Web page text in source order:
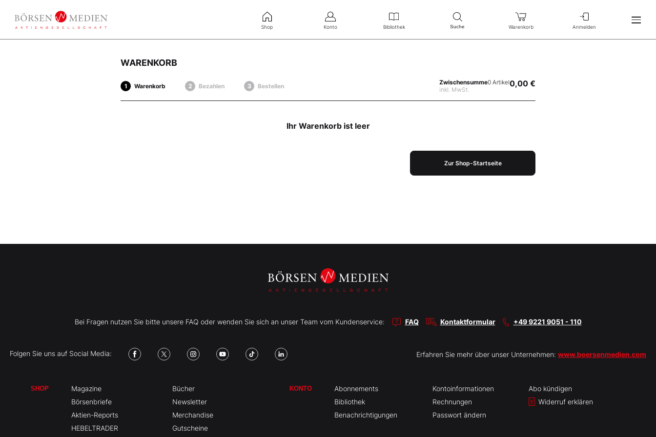
Shop Konto Bibliothek Suche Warenkorb Anmelden
WARENKORB
Warenkorb Bezahlen Bestellen
Zwischensumme
inkl. MwSt.
0 Artikel0,00 €
Ihr Warenkorb ist leer
Zur Shop-Startseite
Bei Fragen nutzen Sie bitte unsere FAQ oder wenden Sie sich an unser Team vom Kundenservice: FAQ Kontaktformular +49 9221 9051 - 110
Folgen Sie uns auf Social Media: Erfahren Sie mehr über unser Unternehmen: www.boersenmedien.com
SHOP
Magazine
Börsenbriefe
Aktien-Reports
HEBELTRADER
Bücher
Newsletter
Merchandise
Gutscheine
KONTO
Abonnements
Bibliothek
Benachrichtigungen
Kontoinformationen
Rechnungen
Passwort ändern
Abo kündigen
Widerruf erklären